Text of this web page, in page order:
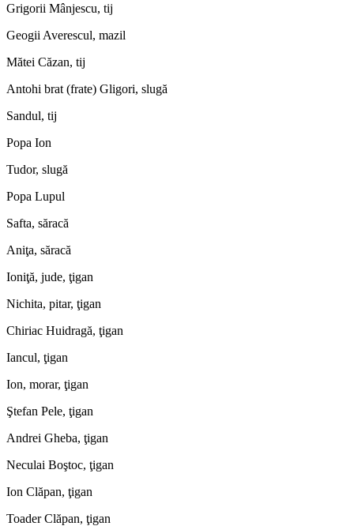
Grigorii Mânjescu, tij
Geogii Averescul, mazil
Mătei Căzan, tij
Antohi brat (frate) Gligori, slugă
Sandul, tij
Popa Ion
Tudor, slugă
Popa Lupul
Safta, săracă
Aniţa, săracă
Ioniţă, jude, ţigan
Nichita, pitar, ţigan
Chiriac Huidragă, ţigan
Iancul, ţigan
Ion, morar, ţigan
Ştefan Pele, ţigan
Andrei Gheba, ţigan
Neculai Boştoc, ţigan
Ion Clăpan, ţigan
Toader Clăpan, ţigan